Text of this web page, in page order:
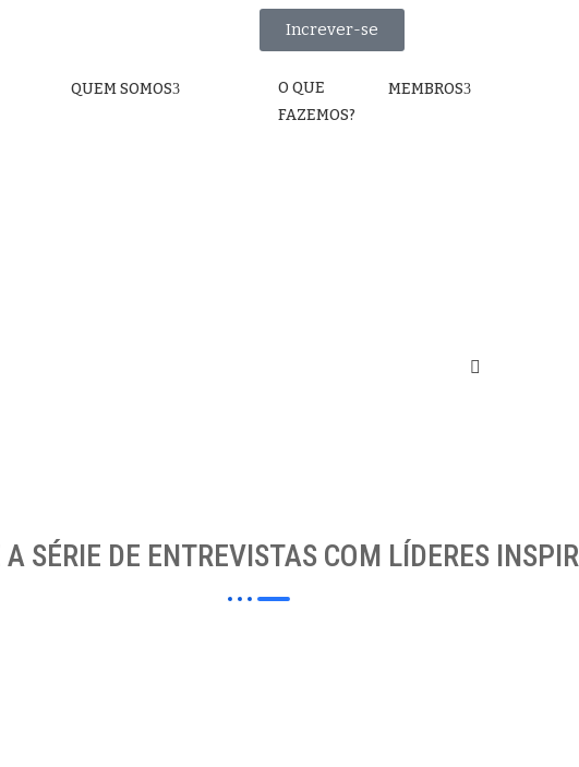
Increver-se
QUEM SOMOS
O QUE
FAZEMOS?
MEMBROS
SÉRIE DE ENTREVISTAS COM LÍDERES